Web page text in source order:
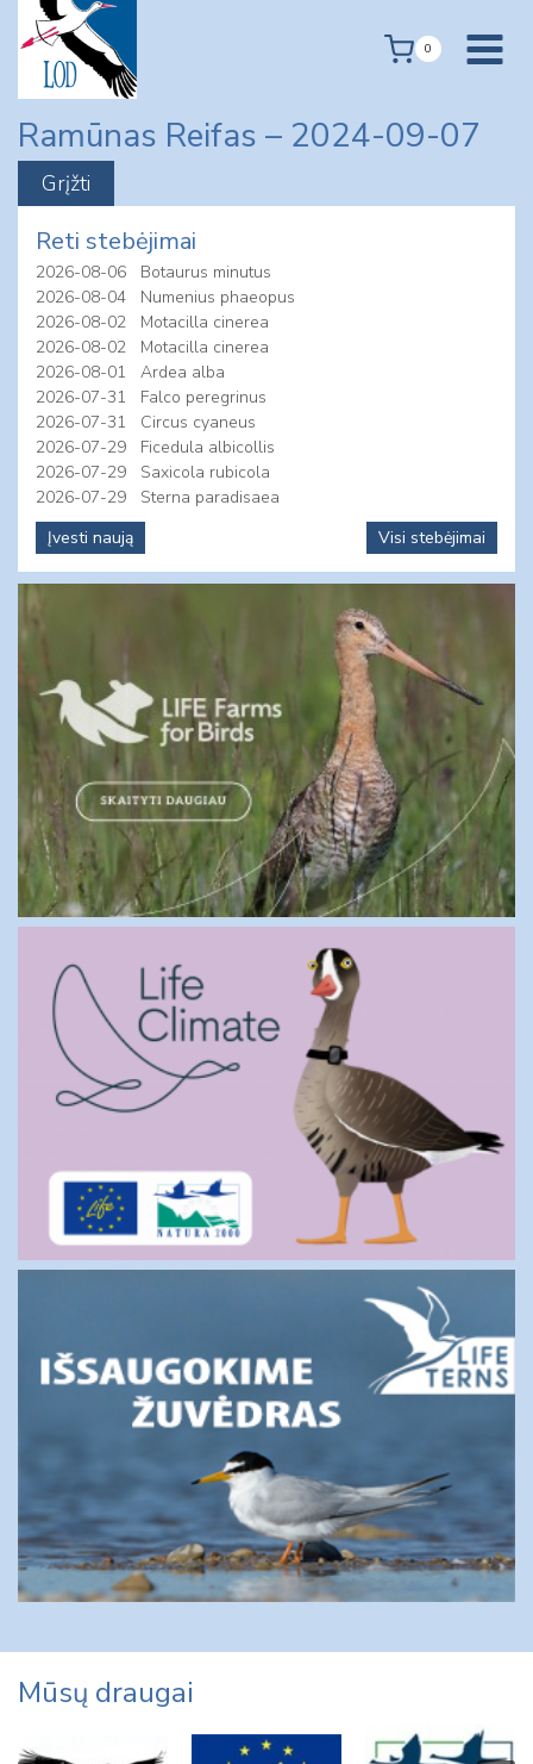
content
0
Ramūnas Reifas – 2024-09-07
Reti stebėjimai
2026-08-06
Botaurus minutus
2026-08-04
Numenius phaeopus
2026-08-02
Motacilla cinerea
2026-08-02
Motacilla cinerea
2026-08-01
Ardea alba
2026-07-31
Falco peregrinus
2026-07-31
Circus cyaneus
2026-07-29
Ficedula albicollis
2026-07-29
Saxicola rubicola
2026-07-29
Sterna paradisaea
Įvesti naują
Visi stebėjimai
Mūsų draugai